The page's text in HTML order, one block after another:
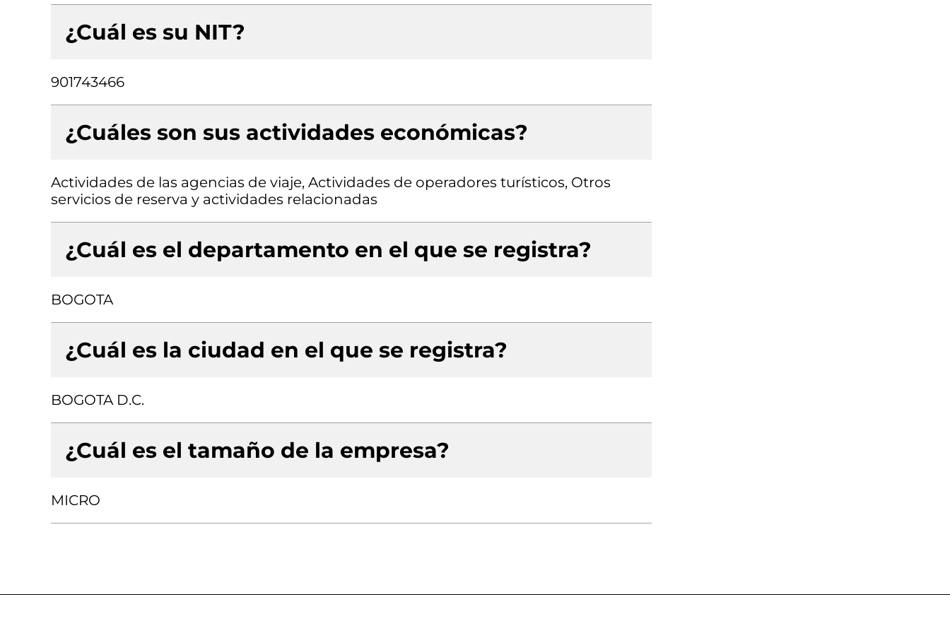
¿Cuál es su NIT?
901743466
¿Cuáles son sus actividades económicas?
Actividades de las agencias de viaje, Actividades de operadores turísticos, Otros
servicios de reserva y actividades relacionadas
¿Cuál es el departamento en el que se registra?
BOGOTA
¿Cuál es la ciudad en el que se registra?
BOGOTA D.C.
¿Cuál es el tamaño de la empresa?
MICRO